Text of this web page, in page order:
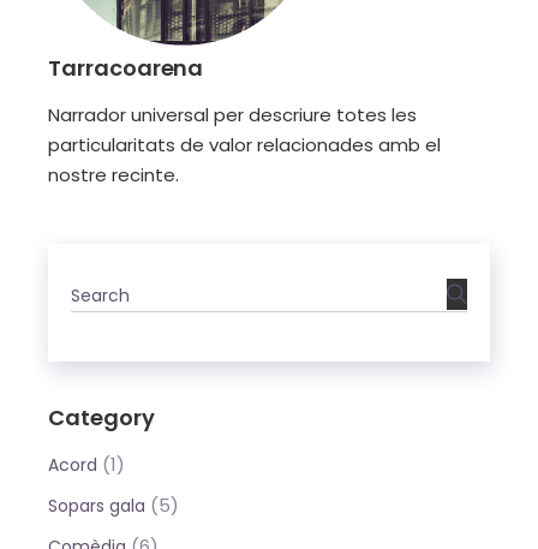
Tarracoarena
Narrador universal per descriure totes les
particularitats de valor relacionades amb el
nostre recinte.
Category
Acord (1)
Sopars gala (5)